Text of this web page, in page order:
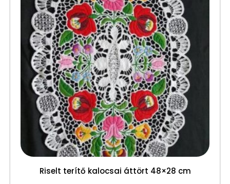
Riselt terítő kalocsai áttört 48×28 cm